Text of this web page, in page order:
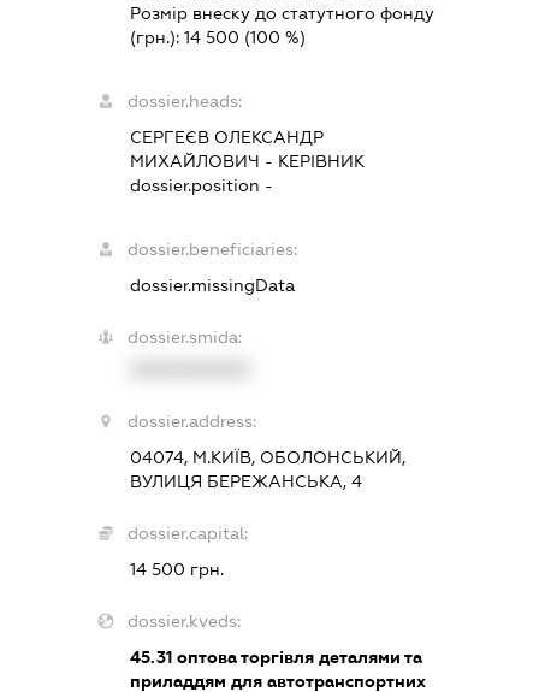
Розмір внеску до статутного фонду
(грн.):14 500 (100 %)
dossier.heads:
СЕРГЕЄВ ОЛЕКСАНДР
МИХАЙЛОВИЧ - КЕРІВНИК
dossier.position -
dossier.beneficiaries:
dossier.missingData
dossier.smida:
dossier.address:
04074, М.КИЇВ, ОБОЛОНСЬКИЙ,
ВУЛИЦЯ БЕРЕЖАНСЬКА, 4
dossier.capital:
14 500 грн.
dossier.kveds:
45.31 оптова торгівля деталями та
приладдям для автотранспортних